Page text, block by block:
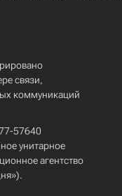
связи,
коммуникаций
57640
унитарное
агентство